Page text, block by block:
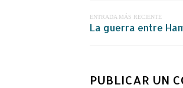
ENTRADA MÁS RECIENTE
La guerra entre
PUBLICAR UN